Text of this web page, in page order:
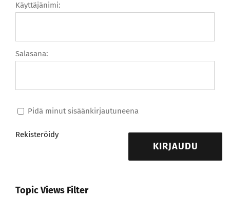
Käyttäjänimi:
Salasana:
Pidä minut sisäänkirjautuneena
KIRJAUDU
Rekisteröidy
Topic Views Filter